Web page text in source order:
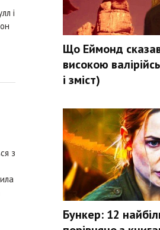
і
з
Що Еймонд
високою
і зміст)
Бункер: 12